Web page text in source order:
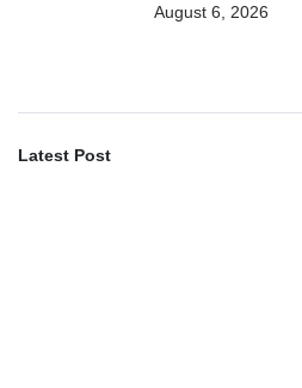
Uruguay,
August 6, 2026
Latest Post